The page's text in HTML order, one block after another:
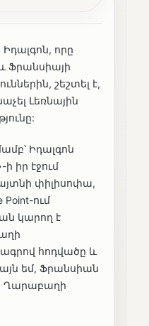
որը
Ֆրանսիայի
շեշտել է,
Լեռնային
Իդալգոն
իր էջում
փիլիսոփա,
ում
կարող է
հոդվածը և
եմ, Ֆրանսիան
Ղարաբաղի